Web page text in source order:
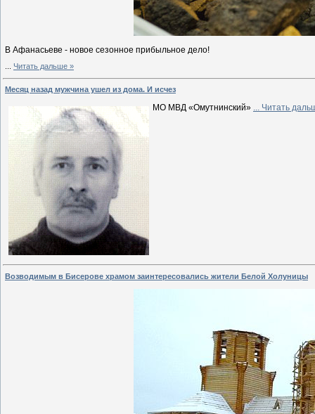
В Афанасьеве - новое сезонное прибыльное дело!
Читать дальше »
Месяц назад мужчина ушел из дома. И исчез
МО МВД «Омутнинский» Читать
Возводимым в Бисерове храмом заинтересовались жители Белой Холуницы